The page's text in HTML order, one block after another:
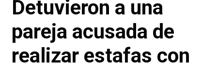
Detuvieron a una
pareja acusada de
realizar estafas con